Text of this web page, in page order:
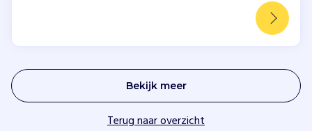
Bekijk meer
Terug naar overzicht